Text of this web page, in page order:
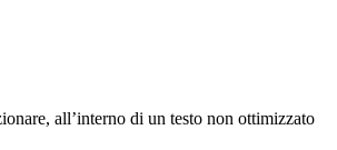
all’interno di un testo non ottimizzato